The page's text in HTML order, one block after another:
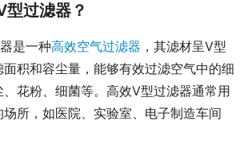
型过滤器？
是一种高效空气过滤器 ，其滤材呈V型
积和容尘量，能够有效过滤空气中的细
花粉、细菌等。高效V型过滤器通常用
所，如医院、实验室、电子制造车间